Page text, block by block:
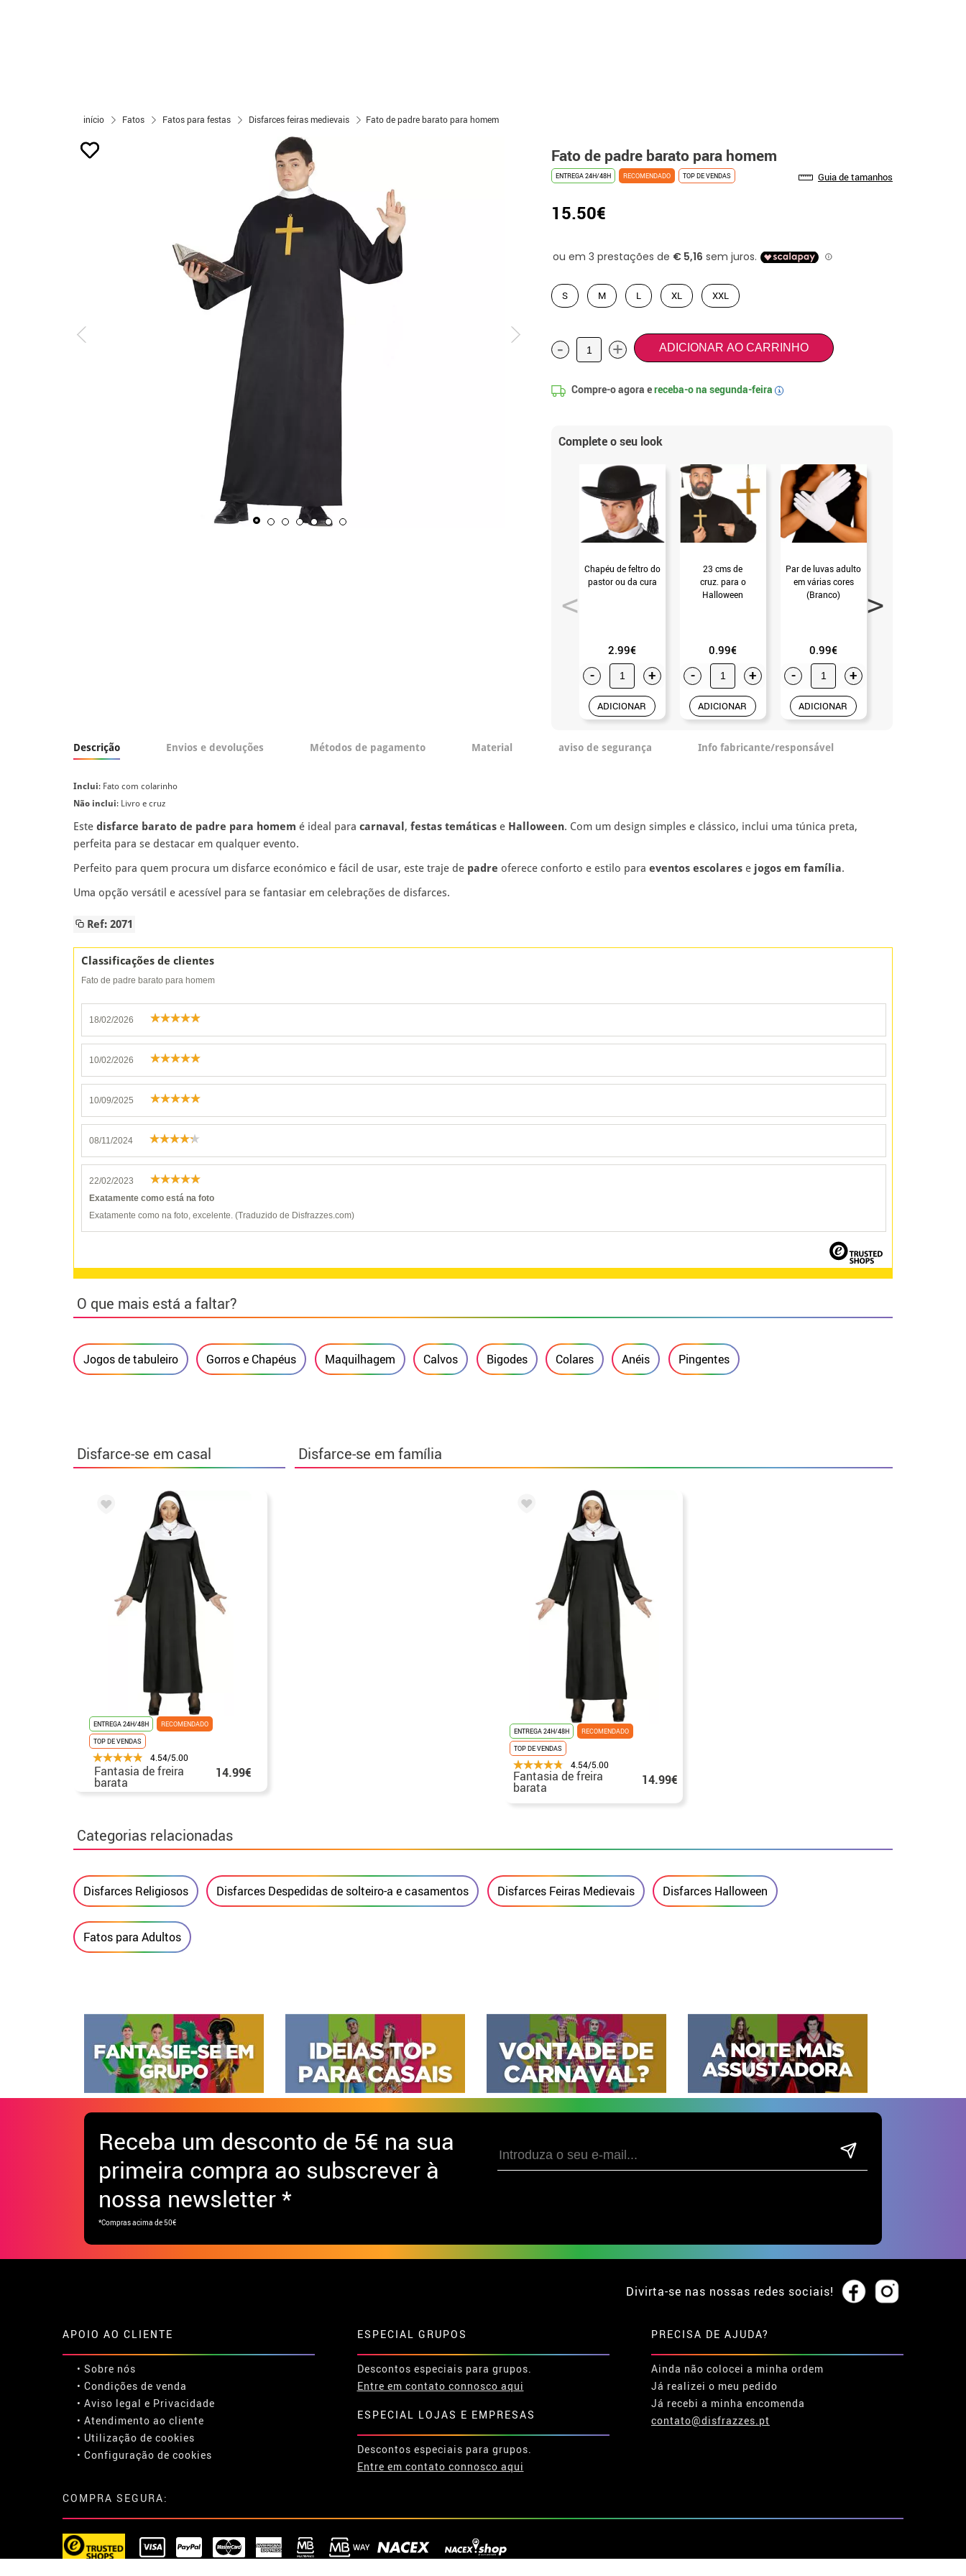
início Fatos Fatos para festas Disfarces feiras medievais Fato de padre barato para homem
Fato de padre barato para homem
ENTREGA 24H/48H RECOMENDADO TOP DE VENDAS Guia de tamanhos
15.50€
S M L XL XXL
- + ADICIONAR AO CARRINHO
Compre-o agora ereceba-o na segunda-feira i
Complete o seu look
Chapéu de feltro do
pastor ou da cura
2.99€
- +
ADICIONAR
23 cms de
cruz. para o
Halloween
0.99€
- +
ADICIONAR
Par de luvas adulto
em várias cores
(Branco)
0.99€
- +
ADICIONAR
Descrição Envios e devoluções Métodos de pagamento Material aviso de segurança Info fabricante/responsável
Inclui: Fato com colarinho
Não inclui: Livro e cruz
Este disfarce barato de padre para homem é ideal para carnaval , festas temáticas e Halloween. Com um design simples e clássico, inclui uma túnica preta,
perfeita para se destacar em qualquer evento.
Perfeito para quem procura um disfarce económico e fácil de usar, este traje de padre oferece conforto e estilo para eventos escolares e jogos em família.
Uma opção versátil e acessível para se fantasiar em celebrações de disfarces.
Ref: 2071
Classificações de clientes
Fato de padre barato para homem
18/02/2026
10/02/2026
10/09/2025
08/11/2024
22/02/2023
Exatamente como está na foto
Exatamente como na foto, excelente. (Traduzido de Disfrazzes.com)
O que mais está a faltar?
Jogos de tabuleiro Gorros e Chapéus Maquilhagem Calvos Bigodes Colares Anéis Pingentes
Disfarce-se em casal
ENTREGA 24H/48H
RECOMENDADO
TOP DE VENDAS
4.54/5.00
Fantasia de freira
barata
14.99€
Disfarce-se em família
ENTREGA 24H/48H
RECOMENDADO
TOP DE VENDAS
4.54/5.00
Fantasia de freira
barata 14.99€
Categorias relacionadas
Disfarces Religiosos Disfarces Despedidas de solteiro-a e casamentos Disfarces Feiras Medievais Disfarces Halloween
Fatos para Adultos
Receba um desconto de 5€ na sua
primeira compra ao subscrever à
nossa newsletter *
*Compras acima de 50€
Divirta-se nas nossas redes sociais!
APOIO AO CLIENTE
• Sobre nós
• Condições de venda
• Aviso legal e Privacidade
• Atendimento ao cliente
• Utilização de cookies
• Configuração de cookies
ESPECIAL GRUPOS
Descontos especiais para grupos.
Entre em contato connosco aqui
ESPECIAL LOJAS E EMPRESAS
Descontos especiais para grupos.
Entre em contato connosco aqui
PRECISA DE AJUDA?
Ainda não colocei a minha ordem
Já realizei o meu pedido
Já recebi a minha encomenda
contato@disfrazzes.pt
COMPRA SEGURA: